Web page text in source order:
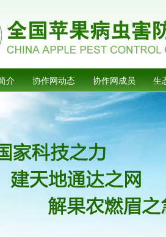
介 协作网动态 协作网成员 生